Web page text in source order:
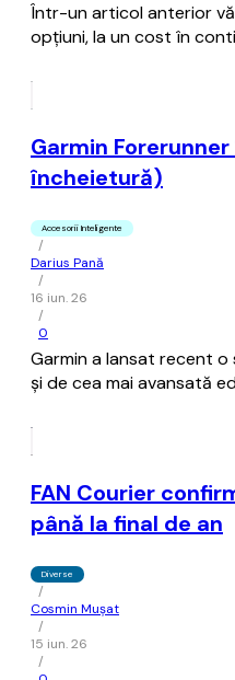
Într-un articol anterior vă
opţiuni, la un cost în
Garmin
încheietură)
Accesorii Inteligente
/
Darius Pană
/
16 iun. 26
/
0
Garmin a lansat recent o
și de cea mai avansată
FAN Courier
până la final de an
Diverse
/
Cosmin Mușat
/
15 iun. 26
/